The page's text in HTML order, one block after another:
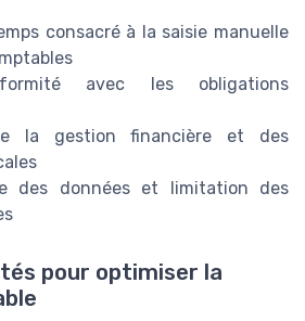
consacré à la saisie manuelle
avec les obligations
la gestion financière et des
des données et limitation des
pour optimiser la